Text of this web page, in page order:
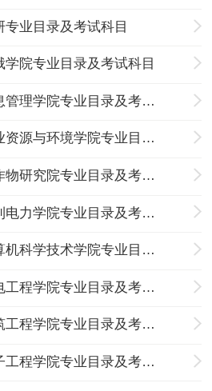
业目录及考试科目
院专业目录及考试科目
2017年黑龙江大学信息管理学院专业目录及考试科目
2017年黑龙江大学农业资源与环境学院专业目录及考试科目
2017年黑龙江大学农作物研究院专业目录及考试科目
2017年黑龙江大学水利电力学院专业目录及考试科目
2017年黑龙江大学计算机科学技术学院专业目录及考试科目
2017年黑龙江大学机电工程学院专业目录及考试科目
2017年黑龙江大学建筑工程学院专业目录及考试科目
2017年黑龙江大学电子工程学院专业目录及考试科目